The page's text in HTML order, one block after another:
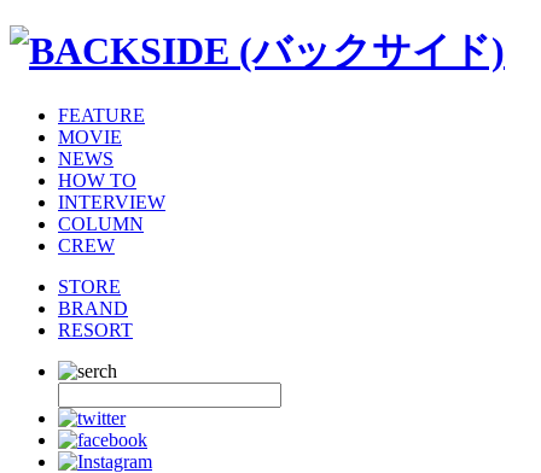
FEATURE
MOVIE
NEWS
HOW TO
INTERVIEW
COLUMN
CREW
STORE
BRAND
RESORT